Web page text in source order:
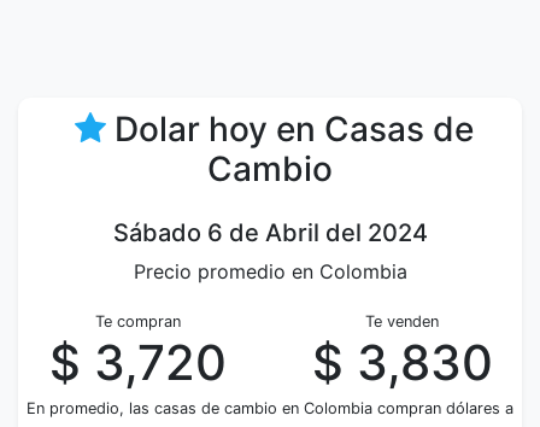
Dolar hoy en Casas de
Cambio
Sábado 6 de Abril del 2024
Precio promedio en Colombia
Te compran
$ 3,720
Te venden
$ 3,830
En promedio, las casas de cambio en Colombia compran dólares a